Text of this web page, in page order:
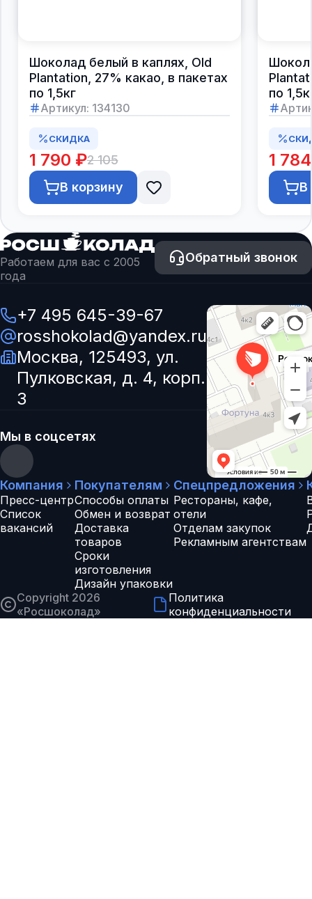
Шоколад белый в каплях, Old
Plantation, 27% какао, в пакетах
по 1,5кг
Артикул: 134130
СКИДКА
1 790 ₽2 105
В корзину
по
1
В
Работаем для вас с 2005
года
Обратный звонок
+7 495 645-39-67
rosshokolad@yandex.ru
Москва, 125493, ул.
Пулковская, д. 4, корп.
3
Мы в соцсетях
Компания
Пресс-центр
Список
вакансий
Покупателям
Способы оплаты
Обмен и возврат
Доставка
товаров
Сроки
изготовления
Дизайн упаковки
Спецпредложения
Рестораны, кафе,
отели
Отделам закупок
Рекламным агентствам
Copyright 2026
«Росшоколад»
Политика
конфиденциальности